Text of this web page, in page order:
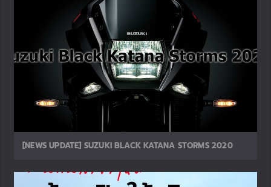
[NEWS UPDATE] SUZUKI BLACK KATANA STORMS 2020